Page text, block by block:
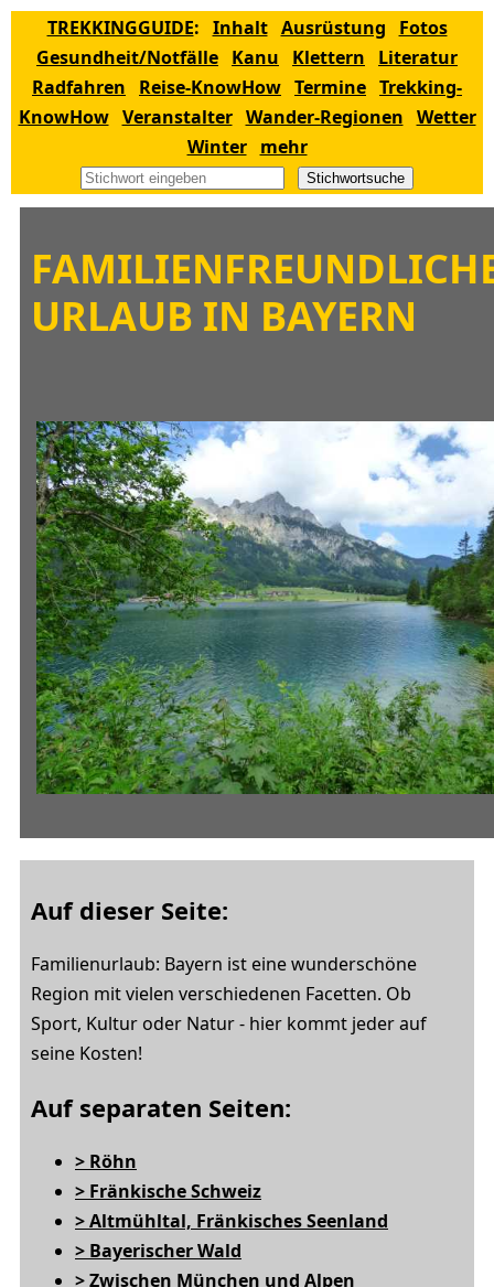
TREKKINGGUIDE: Inhalt Ausrüstung
Fotos
Gesundheit/Notfälle Kanu Klettern
Literatur
Radfahren
Reise-KnowHow Termine Trekking-
KnowHow Veranstalter Wander-Regionen Wetter
Winter
mehr
Stichwortsuche
URLAUB IN BAYERN
Auf dieser Seite:
Familienurlaub: Bayern ist eine wunderschöne
Region mit vielen verschiedenen Facetten. Ob
Sport, Kultur oder Natur - hier kommt jeder auf
seine Kosten!
Auf separaten Seiten:
> Röhn
> Fränkische Schweiz
> Altmühltal, Fränkisches Seenland
> Bayerischer Wald
> Zwischen München und Alpen